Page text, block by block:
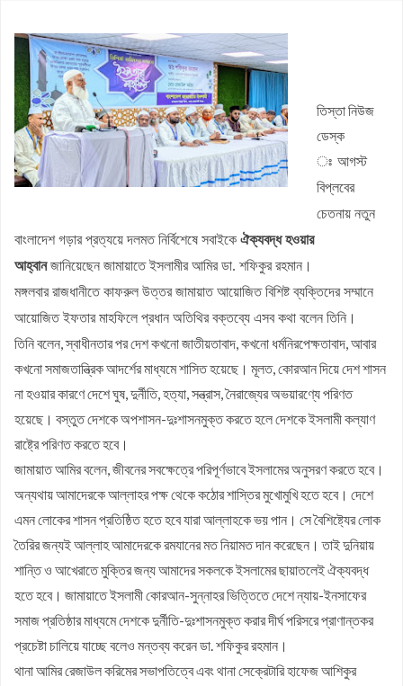
নবম পে স্কেল সরকারি কর্মকর্তা-কর্মচারীদের সুখবর দিলেন অর্থমন্ত্রী
কাজিদের আয় ১৪৪০ কোটি, সরকারের কোষাগারে নেই ১ শতাংশও
শাপলা চত্বর ‘গণহত্যা’ মামলায় লতিফ সিদ্দিকী গ্রেপ্তার
রাষ্ট্রপতি নির্বাচনে জামায়াত প্রার্থী দেবে কিনা, জানা গেল
পাটগ্রামে ফ্যামিলি কার্ডের তথ্য সংগ্রহকারী নিয়োগে অনিয়মের অভিযোগ,
তিস্তা নিউজ
ডেস্ক
ঃ আগস্ট
বিপ্লবের
চেতনায় নতুন
বাংলাদেশ গড়ার প্রত্যয়ে দলমত নির্বিশেষে সবাইকে ঐক্যবদ্ধ হওয়ার
আহ্বানজানিয়েছেন জামায়াতে ইসলামীর আমির ডা. শফিকুর রহমান।
মঙ্গলবার রাজধানীতে কাফরুল উত্তর জামায়াত আয়োজিত বিশিষ্ট ব্যক্তিদের সম্মানে
আয়োজিত ইফতার মাহফিলে প্রধান অতিথির বক্তব্যে এসব কথা বলেন তিনি।
তিনি বলেন, স্বাধীনতার পর দেশ কখনো জাতীয়তাবাদ, কখনো ধর্মনিরপেক্ষতাবাদ, আবার
কখনো সমাজতান্ত্রিক আদর্শের মাধ্যমে শাসিত হয়েছে। মূলত, কোরআন দিয়ে দেশ শাসন
না হওয়ার কারণে দেশে ঘুষ, দুর্নীতি, হত্যা, সন্ত্রাস, নৈরাজ্যের অভয়ারণ্যে পরিণত
হয়েছে। বস্তুত দেশকে অপশাসন-দুঃশাসনমুক্ত করতে হলে দেশকে ইসলামী কল্যাণ
রাষ্ট্রে পরিণত করতে হবে।
জামায়াত আমির বলেন, জীবনের সবক্ষেত্রে পরিপূর্ণভাবে ইসলামের অনুসরণ করতে হবে।
অন্যথায় আমাদেরকে আল্লাহর পক্ষ থেকে কঠোর শাস্তির মুখোমুখি হতে হবে। দেশে
এমন লোকের শাসন প্রতিষ্ঠিত হতে হবে যারা আল্লাহকে ভয় পান। সে বৈশিষ্ট্যের লোক
তৈরির জন্যই আল্লাহ আমাদেরকে রমযানের মত নিয়ামত দান করেছেন। তাই দুনিয়ায়
শান্তি ও আখেরাতে মুক্তির জন্য আমাদের সকলকে ইসলামের ছায়াতলেই ঐক্যবদ্ধ
হতে হবে। জামায়াতে ইসলামী কোরআন-সুন্নাহর ভিত্তিতে দেশে ন্যায়-ইনসাফের
সমাজ প্রতিষ্ঠার মাধ্যমে দেশকে দুর্নীতি-দুঃশাসনমুক্ত করার দীর্ঘ পরিসরে প্রাণান্তকর
প্রচেষ্টা চালিয়ে যাচ্ছে বলেও মন্তব্য করেন ডা. শফিকুর রহমান।
থানা আমির রেজাউল করিমের সভাপতিত্বে এবং থানা সেক্রেটারি হাফেজ আশিকুর